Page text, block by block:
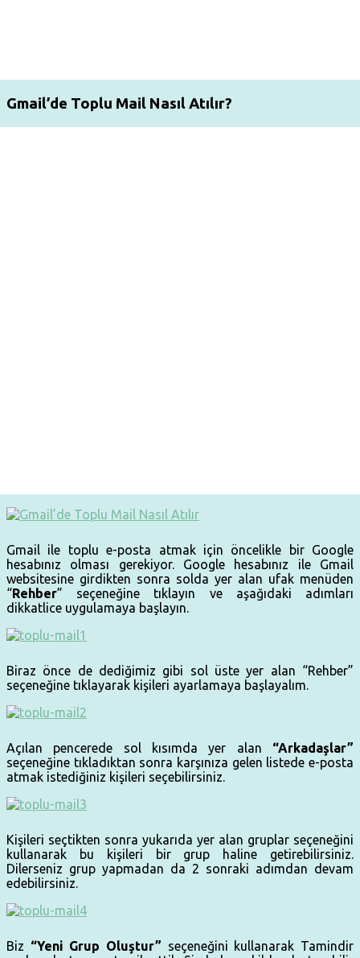
Gmail’de Toplu Mail Nasıl Atılır?
Gmail ile toplu e-posta atmak için öncelikle bir Google
hesabınız olması gerekiyor. Google hesabınız ile Gmail
websitesine girdikten sonra solda yer alan ufak menüden
“Rehber” seçeneğine tıklayın ve aşağıdaki adımları
dikkatlice uygulamaya başlayın.
Biraz önce de dediğimiz gibi sol üste yer alan “Rehber”
seçeneğine tıklayarak kişileri ayarlamaya başlayalım.
Açılan pencerede sol kısımda yer alan “Arkadaşlar”
seçeneğine tıkladıktan sonra karşınıza gelen listede e-posta
atmak istediğiniz kişileri seçebilirsiniz.
Kişileri seçtikten sonra yukarıda yer alan gruplar seçeneğini
kullanarak bu kişileri bir grup haline getirebilirsiniz.
Dilerseniz grup yapmadan da 2 sonraki adımdan devam
edebilirsiniz.
Biz “Yeni Grup Oluştur” seçeneğini kullanarak Tamindir